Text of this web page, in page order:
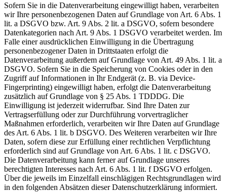
Sofern Sie in die Datenverarbeitung eingewilligt haben, verarbeiten
wir Ihre personenbezogenen Daten auf Grundlage von Art. 6 Abs. 1
lit. a DSGVO bzw. Art. 9 Abs. 2 lit. a DSGVO, sofern besondere
Datenkategorien nach Art. 9 Abs. 1 DSGVO verarbeitet werden. Im
Falle einer ausdrücklichen Einwilligung in die Übertragung
personenbezogener Daten in Drittstaaten erfolgt die
Datenverarbeitung außerdem auf Grundlage von Art. 49 Abs. 1 lit. a
DSGVO. Sofern Sie in die Speicherung von Cookies oder in den
Zugriff auf Informationen in Ihr Endgerät (z. B. via Device-
Fingerprinting) eingewilligt haben, erfolgt die Datenverarbeitung
zusätzlich auf Grundlage von § 25 Abs. 1 TDDDG. Die
Einwilligung ist jederzeit widerrufbar. Sind Ihre Daten zur
Vertragserfüllung oder zur Durchführung vorvertraglicher
Maßnahmen erforderlich, verarbeiten wir Ihre Daten auf Grundlage
des Art. 6 Abs. 1 lit. b DSGVO. Des Weiteren verarbeiten wir Ihre
Daten, sofern diese zur Erfüllung einer rechtlichen Verpflichtung
erforderlich sind auf Grundlage von Art. 6 Abs. 1 lit. c DSGVO.
Die Datenverarbeitung kann ferner auf Grundlage unseres
berechtigten Interesses nach Art. 6 Abs. 1 lit. f DSGVO erfolgen.
Über die jeweils im Einzelfall einschlägigen Rechtsgrundlagen wird
in den folgenden Absätzen dieser Datenschutzerklärung informiert.